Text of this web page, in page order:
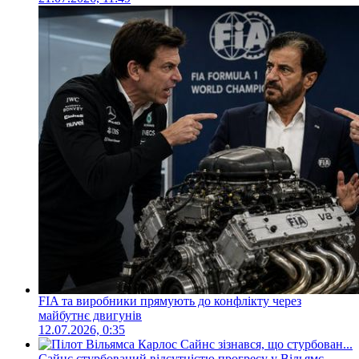
FIA та виробники прямують до конфлікту через
майбутнє двигунів
12.07.2026, 0:35